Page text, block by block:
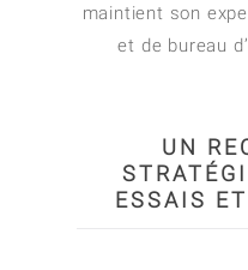
maintient son
et de bureau
UN
ESSAIS